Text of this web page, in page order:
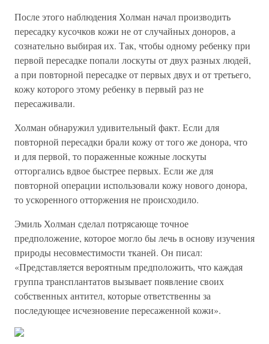
После этого наблюдения Холман начал производить
пересадку кусочков кожи не от случайных доноров, а
сознательно выбирая их. Так, чтобы одному ребенку при
первой пересадке попали лоскуты от двух разных людей,
а при повторной пересадке от первых двух и от третьего,
кожу которого этому ребенку в первый раз не
пересаживали.
Холман обнаружил удивительный факт. Если для
повторной пересадки брали кожу от того же донора, что
и для первой, то пораженные кожные лоскуты
отторгались вдвое быстрее первых. Если же для
повторной операции использовали кожу нового донора,
то ускоренного отторжения не происходило.
Эмиль Холман сделал потрясающе точное
предположение, которое могло бы лечь в основу изучения
природы несовместимости тканей. Он писал:
«Представляется вероятным предположить, что каждая
группа трансплантатов вызывает появление своих
собственных антител, которые ответственны за
последующее исчезновение пересаженной кожи».